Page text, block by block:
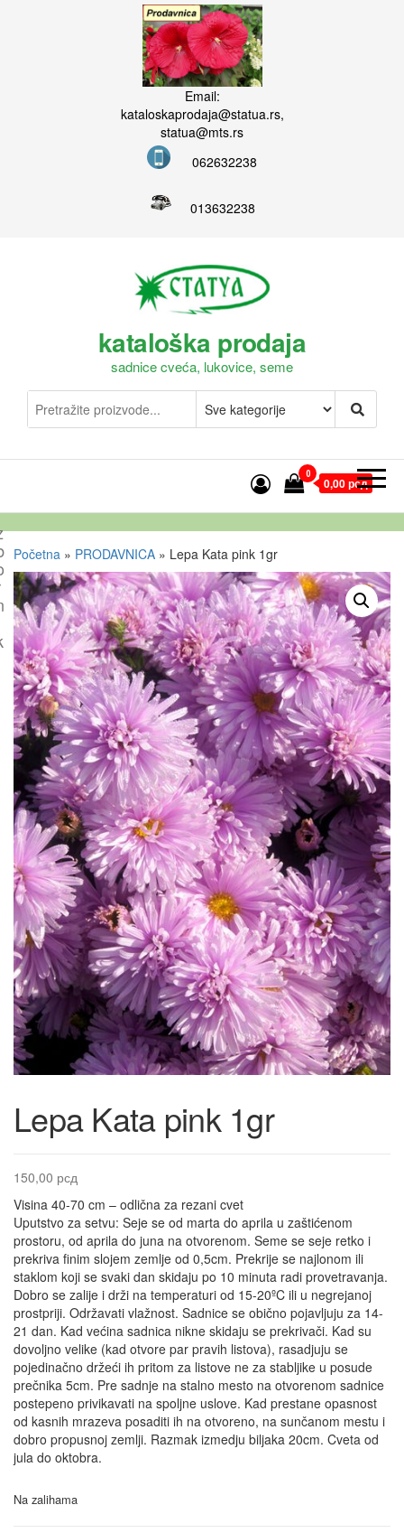
Email:
kataloskaprodaja@statua.rs,
statua@mts.rs
062632238
013632238
kataloška prodaja
sadnice cveća, lukovice, seme
0
0,00 рсд
Početna » PRODAVNICA » Lepa Kata pink 1gr
Lepa Kata pink 1gr
150,00 рсд
Visina 40-70 cm – odlična za rezani cvet
Uputstvo za setvu: Seje se od marta do aprila u zaštićenom
prostoru, od aprila do juna na otvorenom. Seme se seje retko i
prekriva finim slojem zemlje od 0,5cm. Prekrije se najlonom ili
staklom koji se svaki dan skidaju po 10 minuta radi provetravanja.
Dobro se zalije i drži na temperaturi od 15-20ºC ili u negrejanoj
prostpriji. Održavati vlažnost. Sadnice se obično pojavljuju za 14-
21 dan. Kad većina sadnica nikne skidaju se prekrivači. Kad su
dovoljno velike (kad otvore par pravih listova), rasadjuju se
pojedinačno držeći ih pritom za listove ne za stabljike u posude
prečnika 5cm. Pre sadnje na stalno mesto na otvorenom sadnice
postepeno privikavati na spoljne uslove. Kad prestane opasnost
od kasnih mrazeva posaditi ih na otvoreno, na sunčanom mestu i
dobro propusnoj zemlji. Razmak izmedju biljaka 20cm. Cveta od
jula do oktobra.
Na zalihama